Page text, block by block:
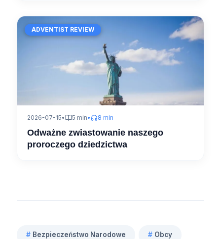
ADVENTIST REVIEW
2026-07-15• 5 min• 8 min
Odważne zwiastowanie naszego
proroczego dziedzictwa
# Bezpieczeństwo Narodowe # Obcy